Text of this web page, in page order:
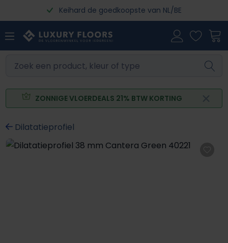
Ga naar de hoofdinhoudKeihard de goedkoopste van NL/BE
ZONNIGE VLOERDEALS 21% BTW KORTING
Dilatatieprofiel
Afbeeldingengalerij overslaan